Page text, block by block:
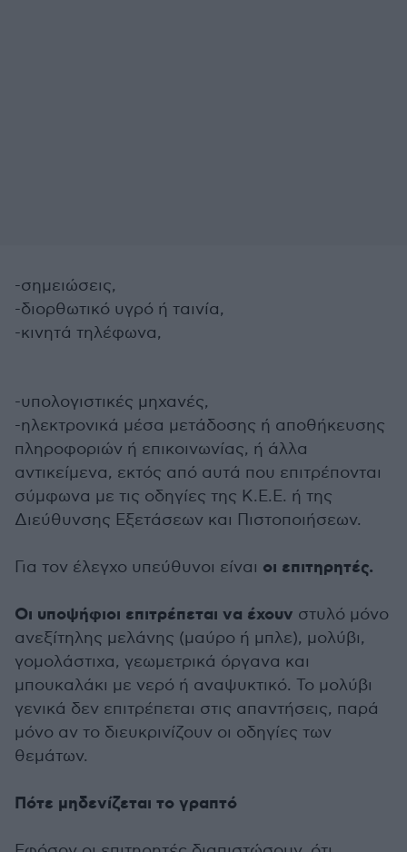
-σημειώσεις,
-διορθωτικό υγρό ή ταινία,
-κινητά τηλέφωνα,
-υπολογιστικές μηχανές,
-ηλεκτρονικά μέσα μετάδοσης ή αποθήκευσης
πληροφοριών ή επικοινωνίας, ή άλλα
αντικείμενα, εκτός από αυτά που επιτρέπονται
σύμφωνα με τις οδηγίες της Κ.Ε.Ε. ή της
Διεύθυνσης Εξετάσεων και Πιστοποιήσεων.
Για τον έλεγχο υπεύθυνοι είναι οι επιτηρητές.
Οι υποψήφιοι επιτρέπεται να έχουν στυλό μόνο
ανεξίτηλης μελάνης (μαύρο ή μπλε), μολύβι,
γομολάστιχα, γεωμετρικά όργανα και
μπουκαλάκι με νερό ή αναψυκτικό. Το μολύβι
γενικά δεν επιτρέπεται στις απαντήσεις, παρά
μόνο αν το διευκρινίζουν οι οδηγίες των
θεμάτων.
Πότε μηδενίζεται το γραπτό